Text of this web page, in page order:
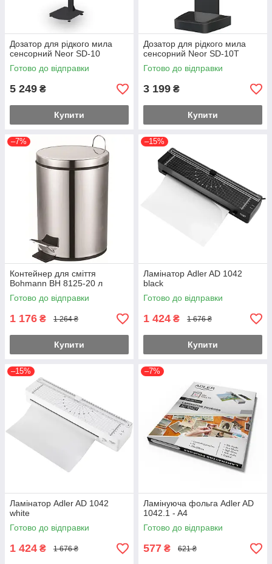
Дозатор для рідкого мила
сенсорний Neor SD-10
Готово до відправки
5 249 ₴
Купити
Дозатор для рідкого мила
сенсорний Neor SD-10Т
Готово до відправки
3 199 ₴
Купити
–7%
Контейнер для сміття
Bohmann BH 8125-20 л
Готово до відправки
1 176 ₴ 1 264 ₴
Купити
–15%
Ламінатор Adler AD 1042
black
Готово до відправки
1 424 ₴ 1 676 ₴
Купити
–15%
Ламінатор Adler AD 1042
white
Готово до відправки
1 424 ₴ 1 676 ₴
–7%
Ламінуюча фольга Adler AD
1042.1 - A4
Готово до відправки
577 ₴ 621 ₴